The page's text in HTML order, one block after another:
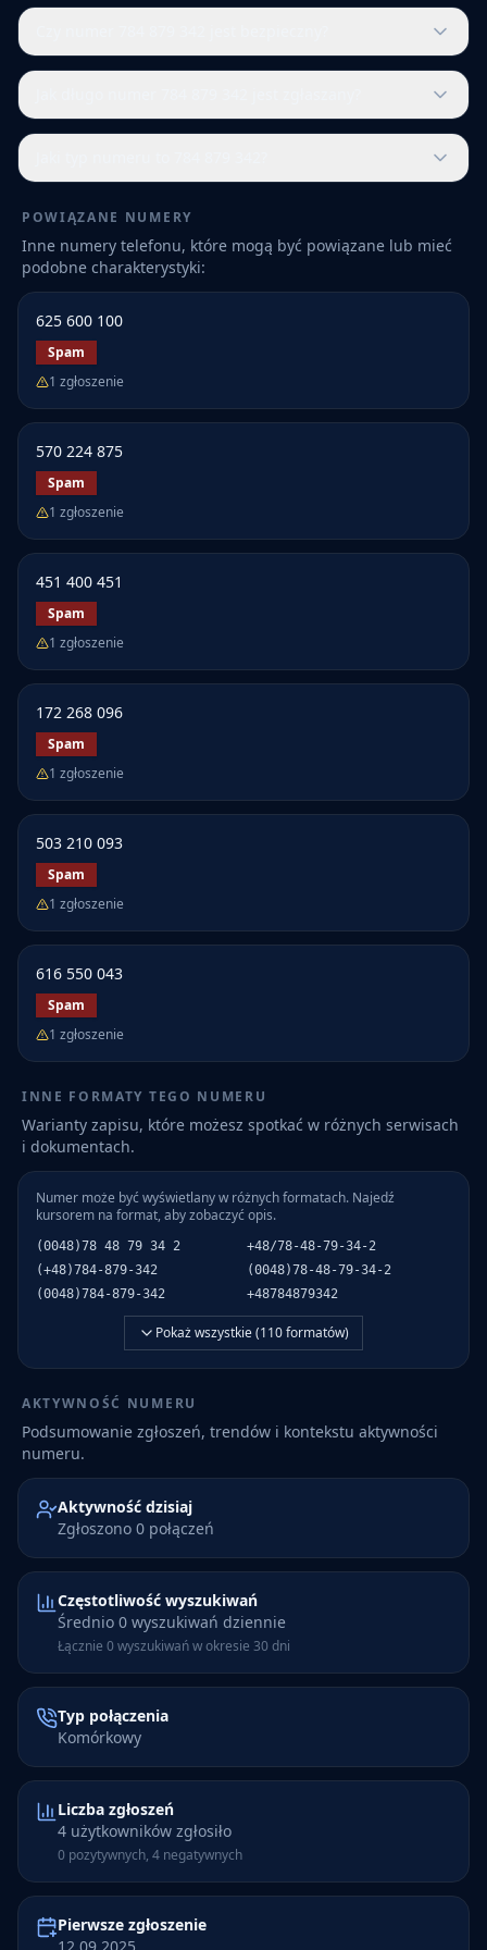
POWIĄZANE NUMERY
Inne numery telefonu, które mogą być powiązane lub mieć
podobne charakterystyki:
625 600 100
Spam
1 zgłoszenie
570 224 875
Spam
1 zgłoszenie
451 400 451
Spam
1 zgłoszenie
172 268 096
Spam
1 zgłoszenie
503 210 093
Spam
1 zgłoszenie
616 550 043
Spam
1 zgłoszenie
INNE FORMATY TEGO NUMERU
Warianty zapisu, które możesz spotkać w różnych serwisach
i dokumentach.
Numer może być wyświetlany w różnych formatach. Najedź
kursorem na format, aby zobaczyć opis.
(0048)78 48 79 34 2
+48/78-48-79-34-2
(+48)784-879-342
(0048)78-48-79-34-2
(0048)784-879-342
+48784879342
Pokaż wszystkie (110formatów)
AKTYWNOŚĆ NUMERU
Podsumowanie zgłoszeń, trendów i kontekstu aktywności
numeru.
Aktywność dzisiaj
Zgłoszono 0 połączeń
Częstotliwość wyszukiwań
Średnio 0 wyszukiwań dziennie
Łącznie 0 wyszukiwań w okresie 30 dni
Typ połączenia
Komórkowy
Liczba zgłoszeń
4 użytkowników zgłosiło
0 pozytywnych, 4 negatywnych
Pierwsze zgłoszenie